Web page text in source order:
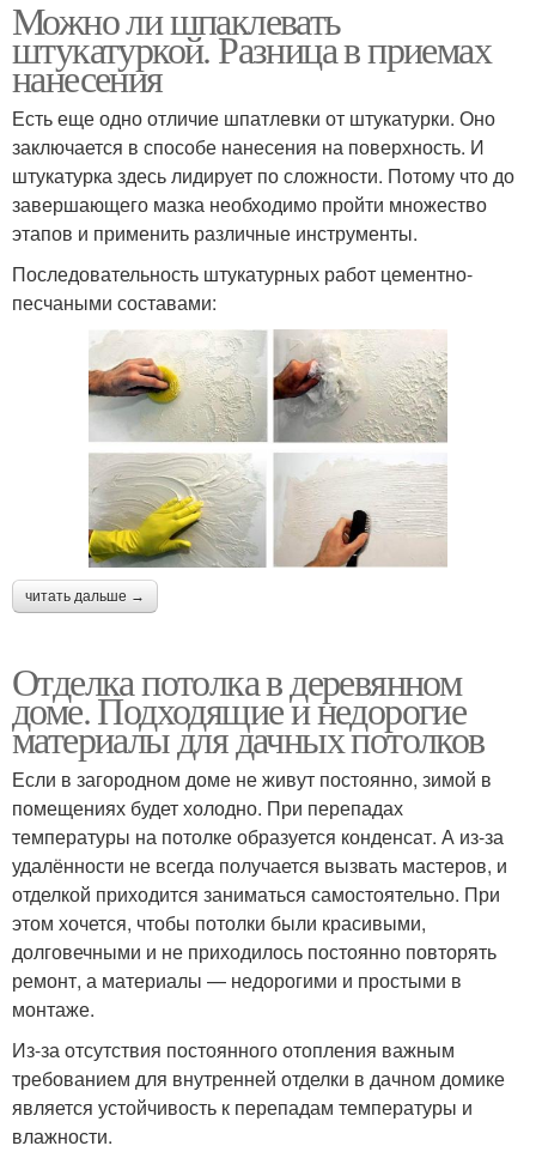
Можно ли шпаклевать
штукатуркой. Разница в приемах
нанесения
Есть еще одно отличие шпатлевки от штукатурки. Оно
заключается в способе нанесения на поверхность. И
штукатурка здесь лидирует по сложности. Потому что до
завершающего мазка необходимо пройти множество
этапов и применить различные инструменты.
Последовательность штукатурных работ цементно-
песчаными составами:
читать дальше →
Отделка потолка в деревянном
доме. Подходящие и недорогие
материалы для дачных потолков
Если в загородном доме не живут постоянно, зимой в
помещениях будет холодно. При перепадах
температуры на потолке образуется конденсат. А из-за
удалённости не всегда получается вызвать мастеров, и
отделкой приходится заниматься самостоятельно. При
этом хочется, чтобы потолки были красивыми,
долговечными и не приходилось постоянно повторять
ремонт, а материалы — недорогими и простыми в
монтаже.
Из-за отсутствия постоянного отопления важным
требованием для внутренней отделки в дачном домике
является устойчивость к перепадам температуры и
влажности.